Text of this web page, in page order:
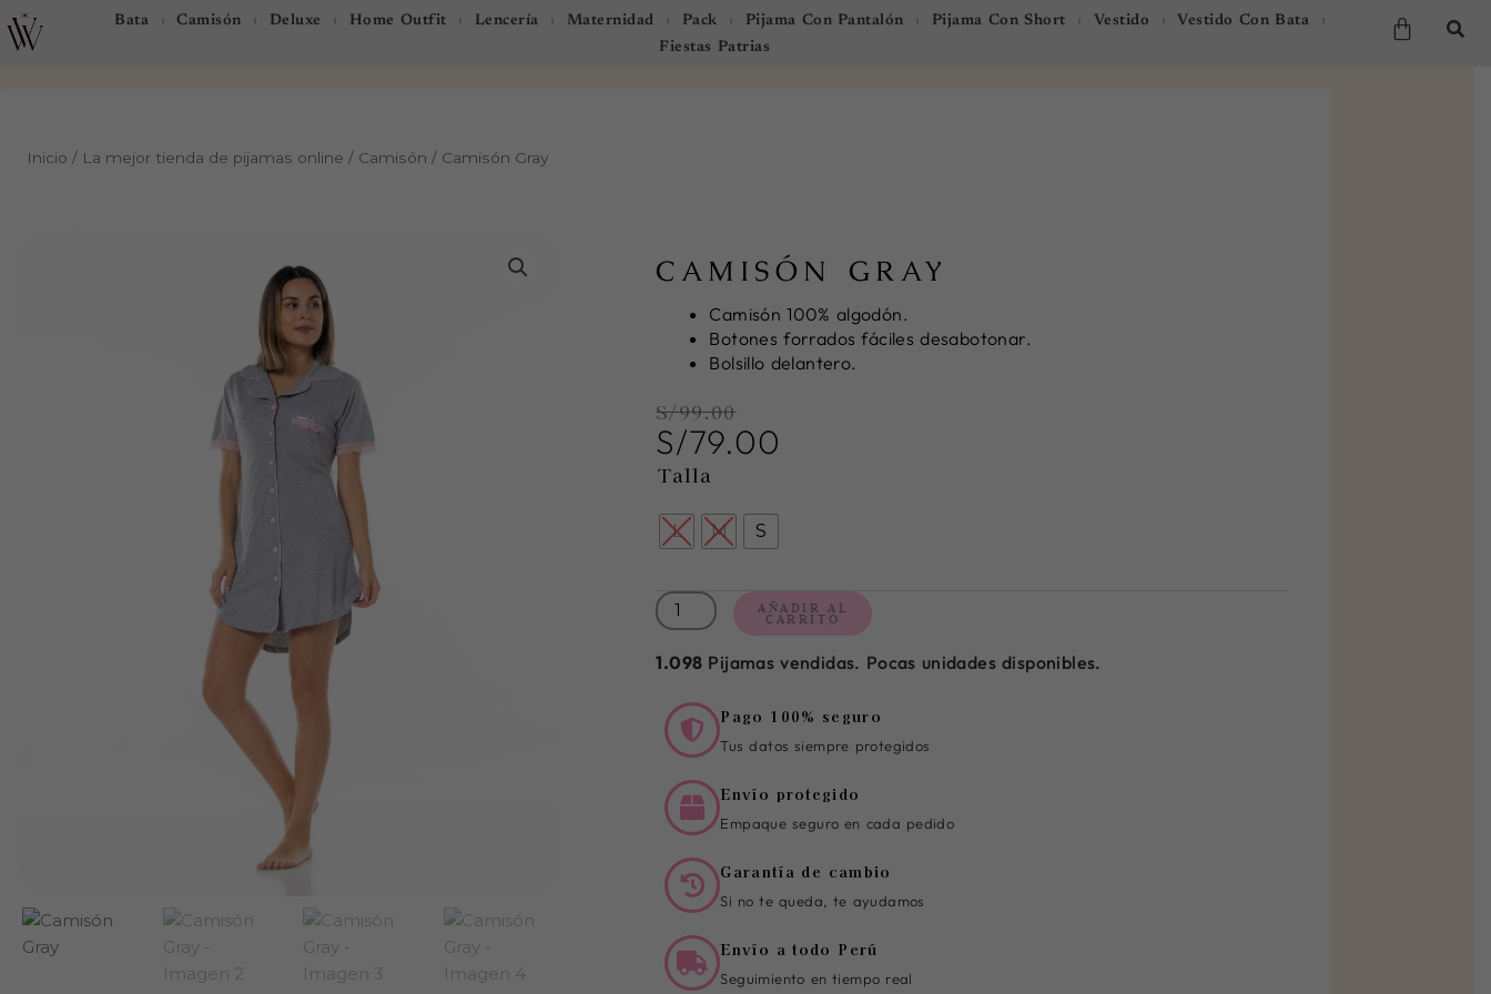
al
Bata Camisón Deluxe Home Outfit Lencería Maternidad Pack Pijama Con Pantalón Pijama Con Short Vestido
Vestido Con Bata
Fiestas Patrias
Carrito
Inicio / La mejor tienda de pijamas online / Camisón / Camisón Gray
CAMISÓN GRAY
Camisón 100% algodón.
Botones forrados fáciles desabotonar.
Bolsillo delantero.
S/99.00
El
precio
original
era:
S/99.00.
S/79.00
El
precio
actual
es:
S/79.00.
Talla
L M S
Camisón
cantidad
AÑADIR AL
CARRITO
1.098 Pijamas vendidas. Pocas unidades disponibles.
Pago 100% seguro
Tus datos siempre protegidos
Envío protegido
Empaque seguro en cada pedido
Garantía de cambio
Si no te queda, te ayudamos
Envío a todo Perú
Seguimiento en tiempo real
era:
es: